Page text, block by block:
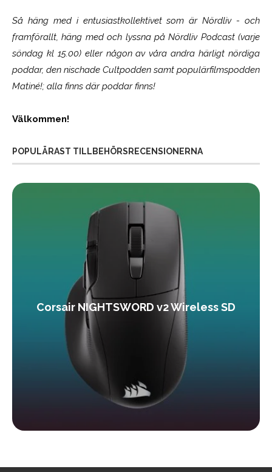
Så häng med i entusiastkollektivet som ärNördliv- och
framförallt, häng med och lyssna på Nördliv Podcast (varje
söndag kl 15.00) eller någon av våra andra härligt nördiga
poddar, den nischade Cultpodden samt populärfilmspodden
Matiné!; alla finns där poddar finns!
Välkommen!
POPULÄRAST TILLBEHÖRSRECENSIONERNA
Corsair NIGHTSWORD v2 Wireless SD